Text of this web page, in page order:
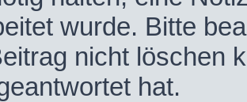
wurde. Bitte
nicht löschen
hat.